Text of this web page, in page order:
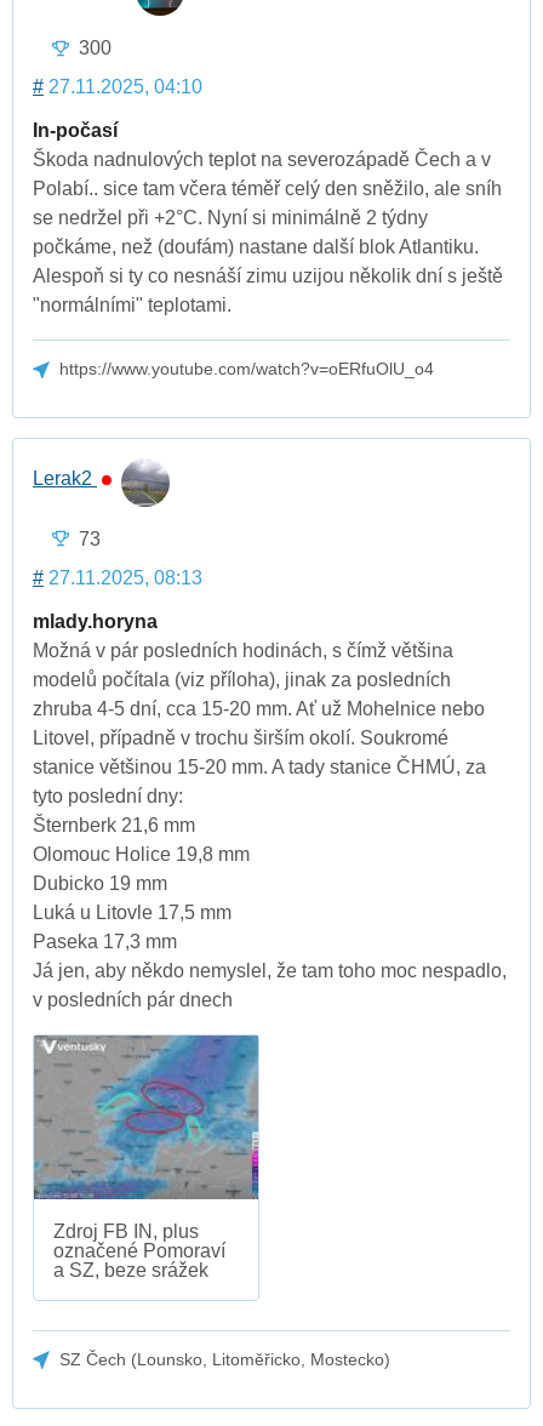
300
# 27.11.2025, 04:10
In-počasí
Škoda nadnulových teplot na severozápadě Čech a v
Polabí.. sice tam včera téměř celý den sněžilo, ale sníh
se nedržel při +2°C. Nyní si minimálně 2 týdny
počkáme, než (doufám) nastane další blok Atlantiku.
Alespoň si ty co nesnáší zimu uzijou několik dní s ještě
"normálními" teplotami.
https://www.youtube.com/watch?v=oERfuOlU_o4
Lerak2
73
# 27.11.2025, 08:13
mlady.horyna
Možná v pár posledních hodinách, s čímž většina
modelů počítala (viz příloha), jinak za posledních
zhruba 4-5 dní, cca 15-20 mm. Ať už Mohelnice nebo
Litovel, případně v trochu širším okolí. Soukromé
stanice většinou 15-20 mm. A tady stanice ČHMÚ, za
tyto poslední dny:
Šternberk 21,6 mm
Olomouc Holice 19,8 mm
Dubicko 19 mm
Luká u Litovle 17,5 mm
Paseka 17,3 mm
Já jen, aby někdo nemyslel, že tam toho moc nespadlo,
v posledních pár dnech
Zdroj FB IN, plus
označené Pomoraví
a SZ, beze srážek
SZ Čech (Lounsko, Litoměřicko, Mostecko)